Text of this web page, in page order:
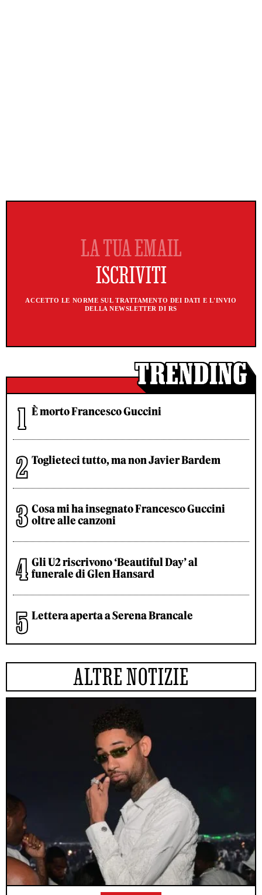
ACCETTO LE NORME SUL TRATTAMENTO DEI DATI E L'INVIO
DELLA NEWSLETTER DI RS
È morto Francesco Guccini
Toglieteci tutto, ma non Javier Bardem
Cosa mi ha insegnato Francesco Guccini
oltre alle canzoni
Gli U2 riscrivono ‘Beautiful Day’ al
funerale di Glen Hansard
Lettera aperta a Serena Brancale
ALTRE NOTIZIE